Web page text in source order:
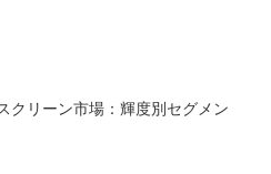
クリーン市場：輝度別セグメン